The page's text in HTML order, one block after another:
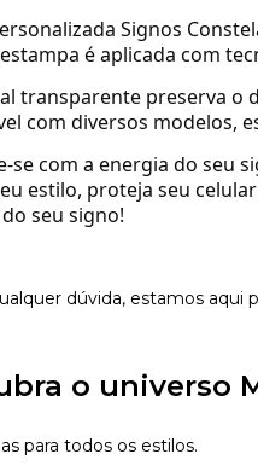
Signos
é aplicada com
transparente preserva o
com diversos modelos,
se com a energia do seu
estilo, proteja seu
seu signo!
dúvida, estamos aqui
o universo
para todos os estilos.